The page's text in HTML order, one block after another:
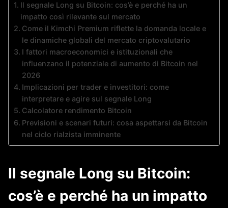
Il segnale Long su Bitcoin: cos’è e perché ha un
impatto così rilevante sul mercato
Come il Kimchi Premium riflette la domanda locale e
le dinamiche globali del mercato criptovalutario
I fattori macroeconomici e istituzionali che
influenzano il potenziale di aumento di Bitcoin nel
2026
Implicazioni per trader e investitori: come
interpretare e agire sul segnale Long
Calcolatore rendimento Bitcoin
Previsioni e scenari futuri: cosa aspettarsi da Bitcoin
nel ciclo rialzista imminente
Il segnale Long su Bitcoin:
cos’è e perché ha un impatto